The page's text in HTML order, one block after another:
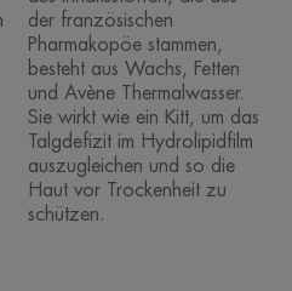
der französischen
Pharmakopöe stammen,
besteht aus Wachs, Fetten
und Avène Thermalwasser.
Sie wirkt wie ein Kitt, um das
Talgdefizit im Hydrolipidfilm
auszugleichen und so die
Haut vor Trockenheit zu
schützen.